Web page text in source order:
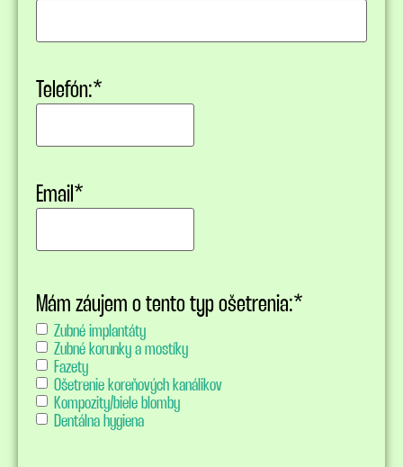
Telefón:*
Email *
Mám záujem o tento typ ošetrenia:*
Zubné implantáty
Zubné korunky a mostíky
Fazety
Ošetrenie koreňových kanálikov
Kompozity/biele blomby
Dentálna hygiena